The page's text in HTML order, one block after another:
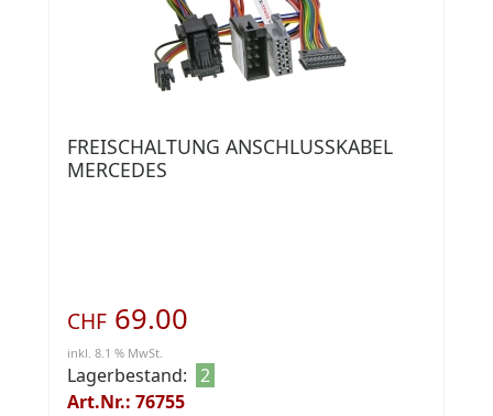
FREISCHALTUNG ANSCHLUSSKABEL
MERCEDES
CHF 69.00
inkl. 8.1 % MwSt.
Lagerbestand: 2
Art.Nr.: 76755